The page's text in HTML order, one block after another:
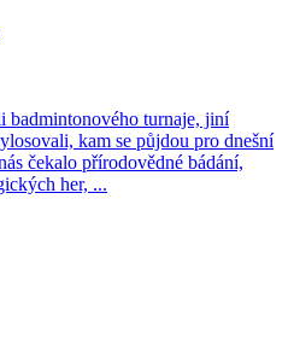
badmintonového turnaje, jiní
kam se půjdou pro dnešní
čekalo přírodovědné bádání,
her, ...